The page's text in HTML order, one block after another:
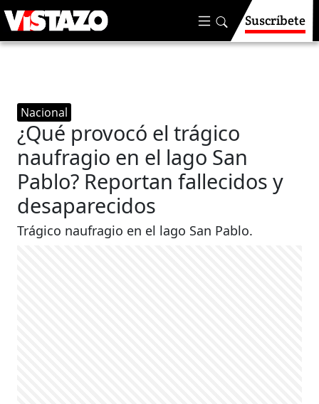
Suscríbete
Nacional
¿Qué provocó el trágico
naufragio en el lago San
Pablo? Reportan fallecidos y
desaparecidos
Trágico naufragio en el lago San Pablo.